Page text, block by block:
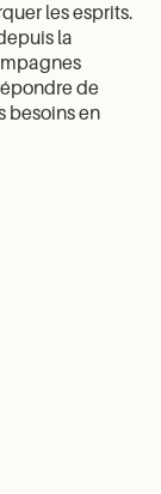
les esprits.
la
de
besoins en